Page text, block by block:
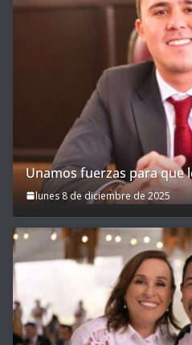
Unamos fuerzas para que
lunes 8 de diciembre de 2025